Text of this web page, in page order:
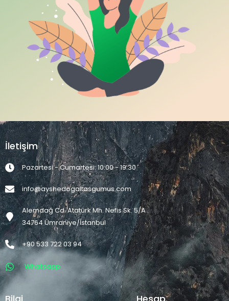
İletişim
Pazartesi - Cumartesi: 10:00 - 19:30
info@ayshedogaltasgumus.com
Alemdağ Cd. Atatürk Mh. Nefis Sk. 5/A
34764 Ümraniye/İstanbul
+90 533 722 03 94
Whatsapp